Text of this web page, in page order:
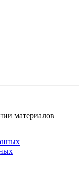
материалов